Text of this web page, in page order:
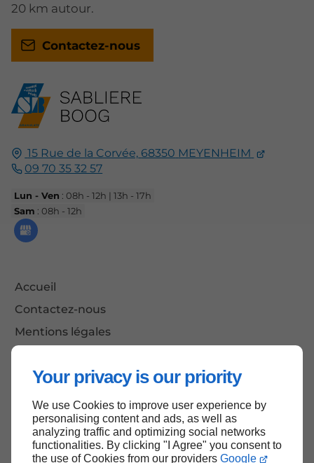
Your privacy is our priority
We use Cookies to improve user experience by
personalising content and ads, as well as
analyzing traffic and optimizing social networks
functionalities. By clicking "I Agree" you consent to
the use of Cookies from our providers Google
15 Rue de la Corvée, 68350 MEYENHEIM
09 70 35 32 57
Lun - Ven : 08h - 12h | 13h - 17h
Sam : 08h - 12h
Accueil
Contactez-nous
Mentions légales
20 km autour.
Contactez-nous
Haut de page